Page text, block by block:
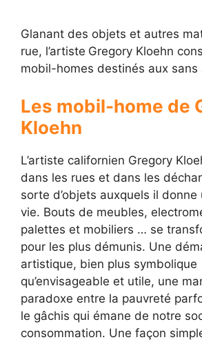
Glanant des objets et autres
rue, l’artiste Gregory Kloehn
mobil-homes destinés aux sans
Les mobil-home de
Kloehn
L’artiste californien Gregory
dans les rues et dans les
sorte d’objets auxquels il donne
vie. Bouts de meubles,
palettes et mobiliers … se
pour les plus démunis. Une
artistique, bien plus symbolique
qu’envisageable et utile, une
paradoxe entre la pauvreté
le gâchis qui émane de notre
consommation. Une façon